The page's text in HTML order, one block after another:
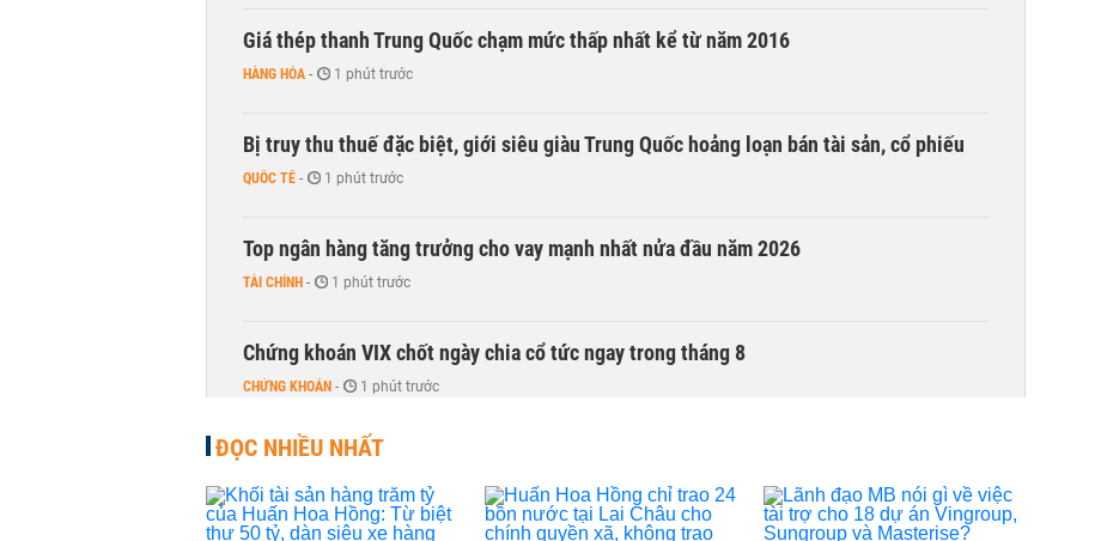
Giá thép thanh Trung Quốc chạm mức thấp nhất kể từ năm 2016
HÀNG HÓA - 1 phút trước
Bị truy thu thuế đặc biệt, giới siêu giàu Trung Quốc hoảng loạn bán tài sản, cổ phiếu
QUỐC TẾ - 1 phút trước
Top ngân hàng tăng trưởng cho vay mạnh nhất nửa đầu năm 2026
TÀI CHÍNH - 1 phút trước
Chứng khoán VIX chốt ngày chia cổ tức ngay trong tháng 8
CHỨNG KHOÁN - 1 phút trước
DMX hút gần 700 tỷ đồng vốn ngoại trong phiên thứ hai lên HOSE
CHỨNG KHOÁN - 1 phút trước
ĐỌC NHIỀU NHẤT